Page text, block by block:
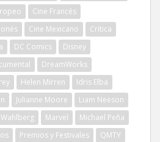
Cine Francés
Cine Mexicano
Crítica
DC Comics
Disney
DreamWorks
Helen Mirren
Idris Elba
Julianne Moore
Liam Neeson
Marvel
Michael Peña
Premios y Festivales
QMTY